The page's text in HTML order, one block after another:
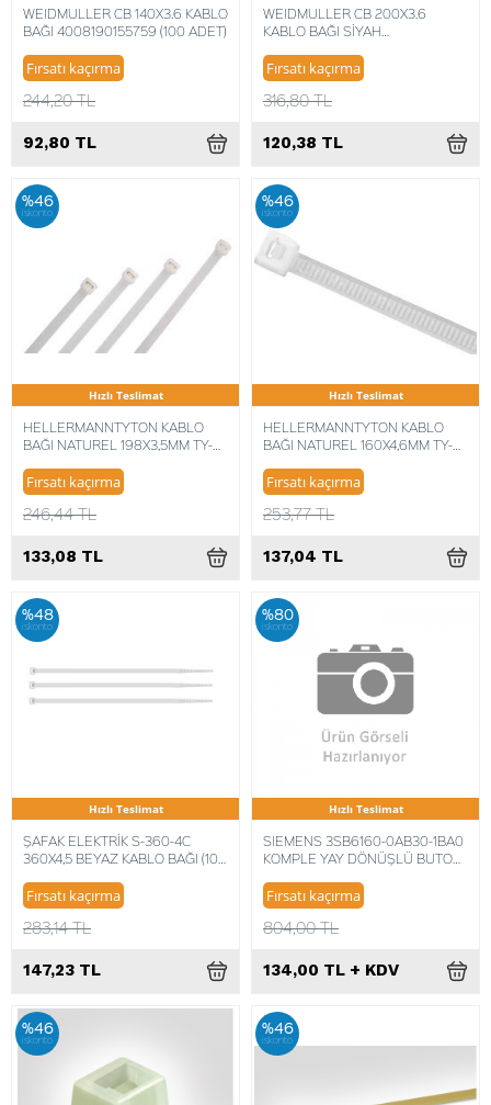
WEIDMULLER CB 140X3.6 KABLO
BAĞI 4008190155759 (100 ADET)
Fırsatı kaçırma
244,20 TL
92,80 TL
WEIDMULLER CB 200X3.6
KABLO BAĞI SİYAH
Fırsatı kaçırma
316,80 TL
120,38 TL
%46
iskonto
Hızlı Teslimat
HELLERMANNTYTON KABLO
BAĞI NATUREL 198X3,5MM TY-
Fırsatı kaçırma
246,44 TL
133,08 TL
%46
iskonto
Hızlı Teslimat
HELLERMANNTYTON KABLO
BAĞI NATUREL 160X4,6MM TY-
Fırsatı kaçırma
253,77 TL
137,04 TL
%48
iskonto
Hızlı Teslimat
ŞAFAK ELEKTRİK S-360-4C
360X4,5 BEYAZ KABLO BAĞI (100
Fırsatı kaçırma
283,14 TL
147,23 TL
%80
iskonto
Hızlı Teslimat
SIEMENS 3SB6160-0AB30-1BA0
KOMPLE YAY DÖNÜŞLÜ BUTON
Fırsatı kaçırma
804,00 TL
134,00 TL + KDV
%46
iskonto
%46
iskonto